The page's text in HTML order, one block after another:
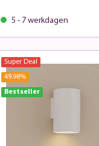
5 - 7 werkdagen
Super Deal
49.98%
Bestseller